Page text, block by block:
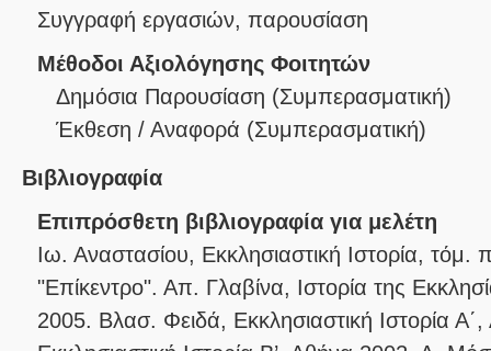
Συγγραφή εργασιών, παρουσίαση
Μέθοδοι Αξιολόγησης Φοιτητών
Δημόσια Παρουσίαση (Συμπερασματική)
Έκθεση / Αναφορά (Συμπερασματική)
Βιβλιογραφία
Επιπρόσθετη βιβλιογραφία για μελέτη
Ιω. Αναστασίου, Εκκλησιαστική Ιστορία,
"Επίκεντρο". Απ. Γλαβίνα, Ιστορία της
2005. Βλασ. Φειδά, Εκκλησιαστική Ιστορία